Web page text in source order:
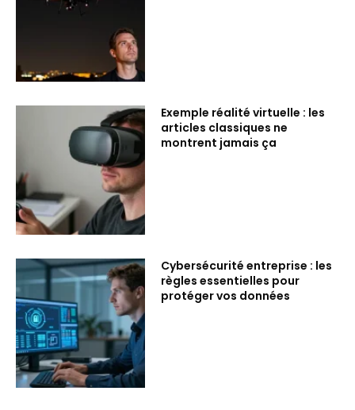
Exemple réalité virtuelle : les
articles classiques ne
montrent jamais ça
Cybersécurité entreprise : les
règles essentielles pour
protéger vos données